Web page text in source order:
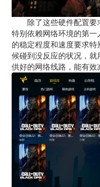
除了这些硬件配置
特别依赖网络环境的第
的稳定程度和速度要求
候碰到没反应的状况，
供好的网络线路，能有效